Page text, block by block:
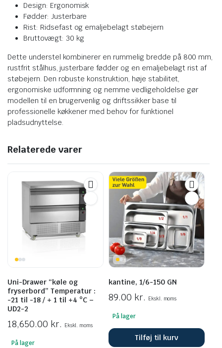
Design: Ergonomisk
Fødder: Justerbare
Rist: Ridsefast og emaljebelagt støbejern
Bruttovægt: 30 kg
Dette understel kombinerer en rummelig bredde på 800 mm,
rustfrit stålhus, justerbare fødder og en emaljebelagt rist af
støbejern. Den robuste konstruktion, høje stabilitet,
ergonomiske udformning og nemme vedligeholdelse gør
modellen til en brugervenlig og driftssikker base til
professionelle køkkener med behov for funktionel
pladsudnyttelse.
Relaterede varer
Uni-Drawer “køle og
fryserbord” Temperatur :
-21 til -18 / + 1 til +4 °C –
UD2-2
18,650.00 kr. Ekskl. moms
På lager
kantine, 1/6-150 GN
89.00 kr. Ekskl. moms
På lager
Tilføj til kurv